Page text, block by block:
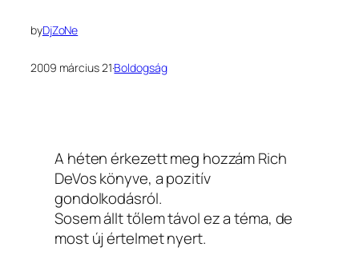
byDjZoNe
2009 március 21·Boldogság
A héten érkezett meg hozzám Rich
DeVos könyve, a pozitív
gondolkodásról.
Sosem állt tőlem távol ez a téma, de
most új értelmet nyert.